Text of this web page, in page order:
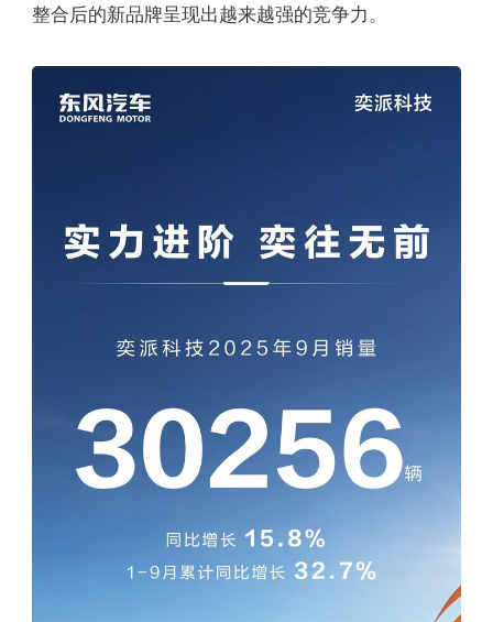
整合后的新品牌呈现出越来越强的竞争力。